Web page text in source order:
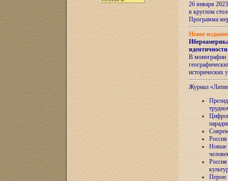
26 января
в круглом
Программа
Новое
идентичности
В монографии
исторических
Журнал
Новые
Перон: